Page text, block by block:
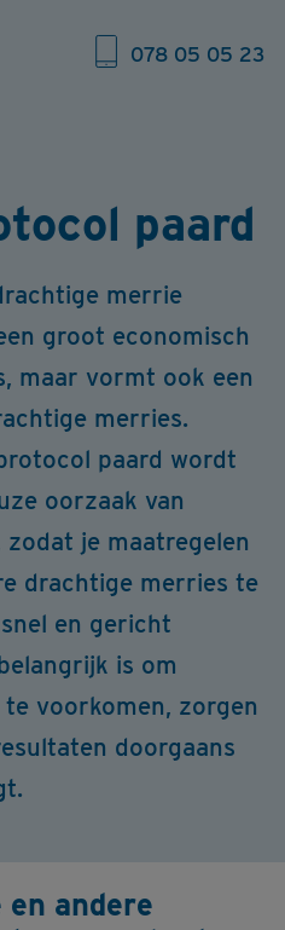
078 05 05 23
paard
merrie
groot economisch
maar vormt ook een
merries.
paard wordt
oorzaak van
je maatregelen
drachtige merries te
en gericht
is om
voorkomen, zorgen
doorgaans
en andere